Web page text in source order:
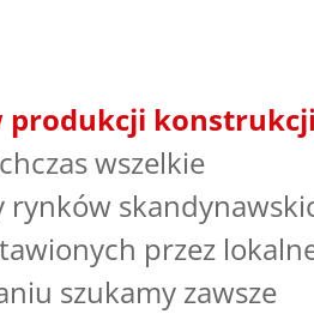
produkcji konstrukcji
wszelkie
przez
szukamy zawsze